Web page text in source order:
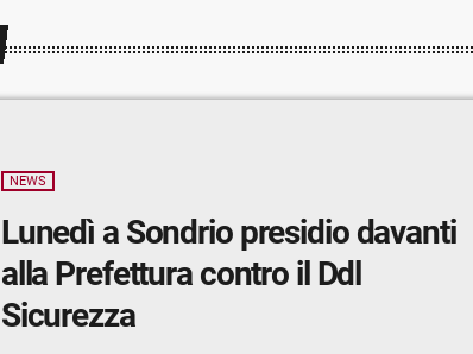
NEWS
Lunedì a Sondrio presidio davanti
alla Prefettura contro il Ddl
Sicurezza